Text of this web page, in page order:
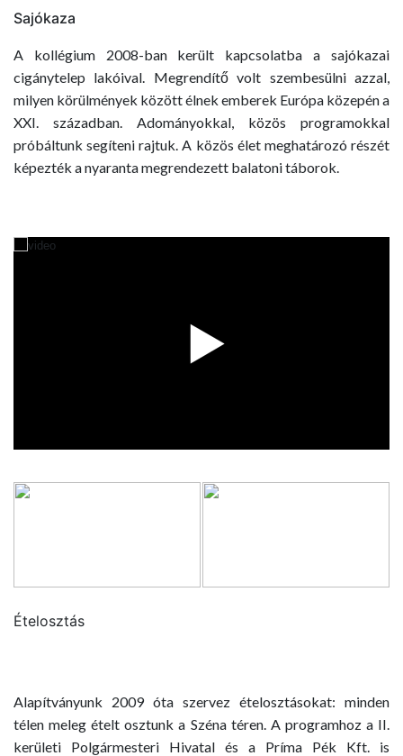
Sajókaza
A kollégium 2008-ban került kapcsolatba a sajókazai
cigánytelep lakóival. Megrendítő volt szembesülni azzal,
milyen körülmények között élnek emberek Európa közepén a
XXI. században. Adományokkal, közös programokkal
próbáltunk segíteni rajtuk. A közös élet meghatározó részét
képezték a nyaranta megrendezett balatoni táborok.
Ételosztás
Alapítványunk 2009 óta szervez ételosztásokat: minden
télen meleg ételt osztunk a Széna téren. A programhoz a II.
kerületi Polgármesteri Hivatal és a Príma Pék Kft. is